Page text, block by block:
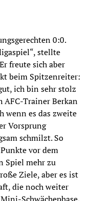
0:0.
stellte
freute sich aber
beim Spitzenreiter:
ich bin sehr stolz
AFC-Trainer Berkan
wenn es das zweite
Vorsprung
schmilzt. So
vor dem
Spiel mehr zu
Ziele, aber es ist
die noch weiter